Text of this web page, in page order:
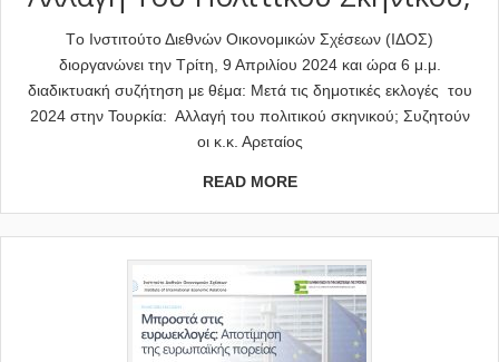
Tο Ινστιτούτο Διεθνών Οικονομικών Σχέσεων (ΙΔΟΣ)
διοργανώνει την Τρίτη, 9 Απριλίου 2024 και ώρα 6 μ.μ.
διαδικτυακή συζήτηση με θέμα: Μετά τις δημοτικές εκλογές του
2024 στην Τουρκία: Αλλαγή του πολιτικού σκηνικού; Συζητούν
οι κ.κ. Αρεταίος
READ MORE